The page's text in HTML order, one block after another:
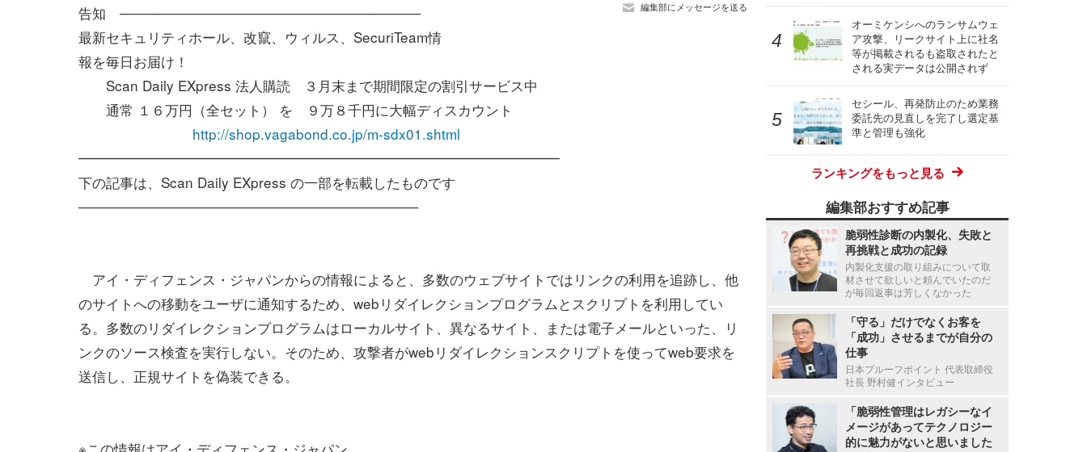
編集部にメッセージを送る
告知 ───────────────────────────────
最新セキュリティホール、改竄、ウィルス、SecuriTeam情
報を毎日お届け！
Scan Daily EXpress 法人購読 ３月末まで期間限定の割引サービス中
通常 １６万円（全セット） を ９万８千円に大幅ディスカウント
http://shop.vagabond.co.jp/m-sdx01.shtml
━━━━━━━━━━━━━━━━━━━━━━━━━━━━━━━━━━━
下の記事は、Scan Daily EXpress の一部を転載したものです
───────────────────────────────────
アイ・ディフェンス・ジャパンからの情報によると、多数のウェブサイトではリンクの利用を追跡し、他
のサイトへの移動をユーザに通知するため、webリダイレクションプログラムとスクリプトを利用してい
る。多数のリダイレクションプログラムはローカルサイト、異なるサイト、または電子メールといった、リ
ンクのソース検査を実行しない。そのため、攻撃者がwebリダイレクションスクリプトを使ってweb要求を
送信し、正規サイトを偽装できる。
オーミケンシへのランサムウェ
ア攻撃、リークサイト上に社名
等が掲載されるも盗取されたと
される実データは公開されず
セシール、再発防止のため業務
委託先の見直しを完了し選定基
準と管理も強化
ランキングをもっと見る
編集部おすすめ記事
脆弱性診断の内製化、失敗と
再挑戦と成功の記録
内製化支援の取り組みについて取
材させて欲しいと頼んでいたのだ
が毎回返事は芳しくなかった
「守る」だけでなくお客を
「成功」させるまでが自分の
仕事
日本プルーフポイント 代表取締役
社長 野村健インタビュー
「脆弱性管理はレガシーなイ
メージがあってテクノロジー
的に魅力がないと思いました